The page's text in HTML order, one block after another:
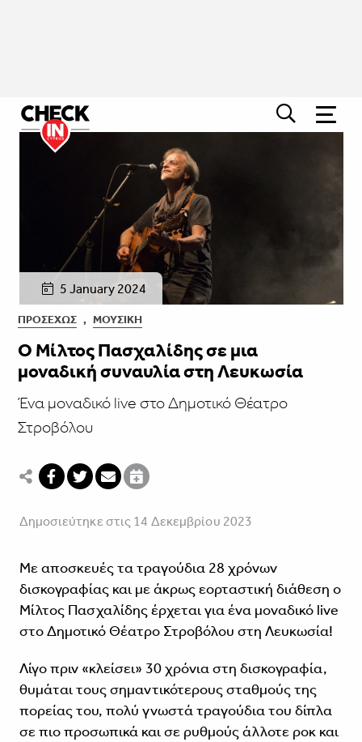
5 January 2024
ΠΡΟΣΕΧΏΣ , ΜΟΥΣΙΚΉ
O Μίλτος Πασχαλίδης σε μια
μοναδική συναυλία στη Λευκωσία
Ένα μοναδικό live στο Δημοτικό Θέατρο
Στροβόλου
Δημοσιεύτηκε στις 14 Δεκεμβρίου 2023
Με αποσκευές τα τραγούδια 28 χρόνων
δισκογραφίας και με άκρως εορταστική διάθεση ο
Μίλτος Πασχαλίδης έρχεται για ένα μοναδικό live
στο Δημοτικό Θέατρο Στροβόλου στη Λευκωσία!
Λίγο πριν «κλείσει» 30 χρόνια στη δισκογραφία,
θυμάται τους σημαντικότερους σταθμούς της
πορείας του, πολύ γνωστά τραγούδια του δίπλα
σε πιο προσωπικά και σε ρυθμούς άλλοτε ροκ και